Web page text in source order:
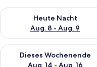
Heute Nacht
Aug. 8 - Aug. 9
Überprüfe die
Dieses Wochenende
Aug. 14 - Aug. 16
Überprüfe die